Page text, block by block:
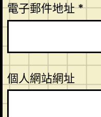
電子郵件地址*
個人網站網址